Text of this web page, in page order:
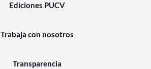
Ediciones PUCV
Trabaja con nosotros
Transparencia